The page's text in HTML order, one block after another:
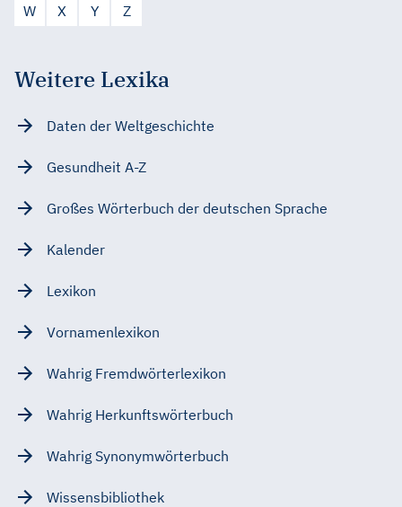
W
X Y Z
Weitere Lexika
Daten der Weltgeschichte
Gesundheit A-Z
Großes Wörterbuch der deutschen Sprache
Kalender
Lexikon
Vornamenlexikon
Wahrig Fremdwörterlexikon
Wahrig Herkunftswörterbuch
Wahrig Synonymwörterbuch
Wissensbibliothek